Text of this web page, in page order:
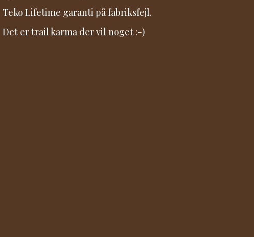
Teko Lifetime garanti på fabriksfejl.
Det er trail karma der vil noget :-)